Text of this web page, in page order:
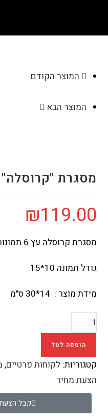
המוצר הקודם
המוצר הבא
מסגרת "קרוסלה"
₪119.00
מסגרת קרוסלה עץ 6 תמונות מסתובבות על ציר
גודל תמונה 10*15
מידת מוצר : 14*30 ס"מ
הוספה לסל
קטגוריות:לקוחות פרטיים,
הצעת מחיר
קבל